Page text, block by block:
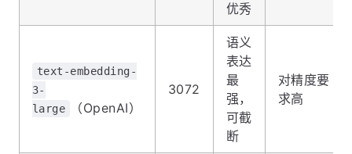
优秀
text-embedding-
3-
large
（OpenAI）
3072
语义
表达
最
强，
可截
断
对精度要
求高